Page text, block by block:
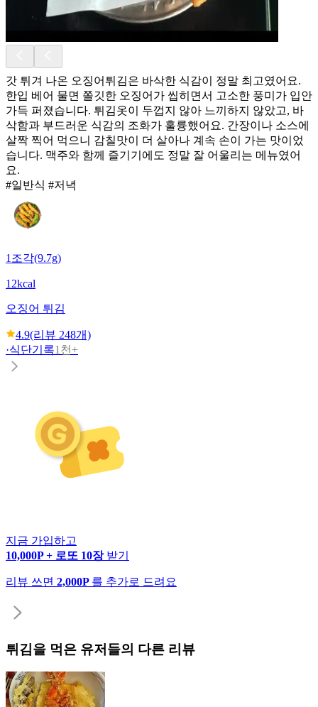
갓 튀겨 나온 오징어튀김은 바삭한 식감이 정말 최고였어요.
한입 베어 물면 쫄깃한 오징어가 씹히면서 고소한 풍미가 입안
가득 퍼졌습니다. 튀김옷이 두껍지 않아 느끼하지 않았고, 바
삭함과 부드러운 식감의 조화가 훌륭했어요. 간장이나 소스에
살짝 찍어 먹으니 감칠맛이 더 살아나 계속 손이 가는 맛이었
습니다. 맥주와 함께 즐기기에도 정말 잘 어울리는 메뉴였어
요.
#일반식 #저녁
1조각(9.7g)
12kcal
오징어 튀김
4.9(리뷰 248개)
·식단기록1천+
지금 가입하고
10,000P + 로또 10장 받기
리뷰 쓰면 2,000P 를 추가로 드려요
튀김을 먹은 유저들의 다른 리뷰